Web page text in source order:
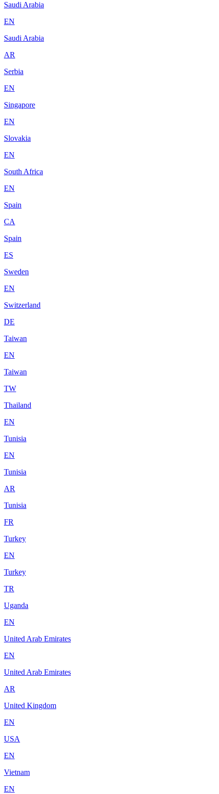
Saudi Arabia
EN
Saudi Arabia
AR
Serbia
EN
Singapore
EN
Slovakia
EN
South Africa
EN
Spain
CA
Spain
ES
Sweden
EN
Switzerland
DE
Taiwan
EN
Taiwan
TW
Thailand
EN
Tunisia
EN
Tunisia
AR
Tunisia
FR
Turkey
EN
Turkey
TR
Uganda
EN
United Arab Emirates
EN
United Arab Emirates
AR
United Kingdom
EN
USA
EN
Vietnam
EN